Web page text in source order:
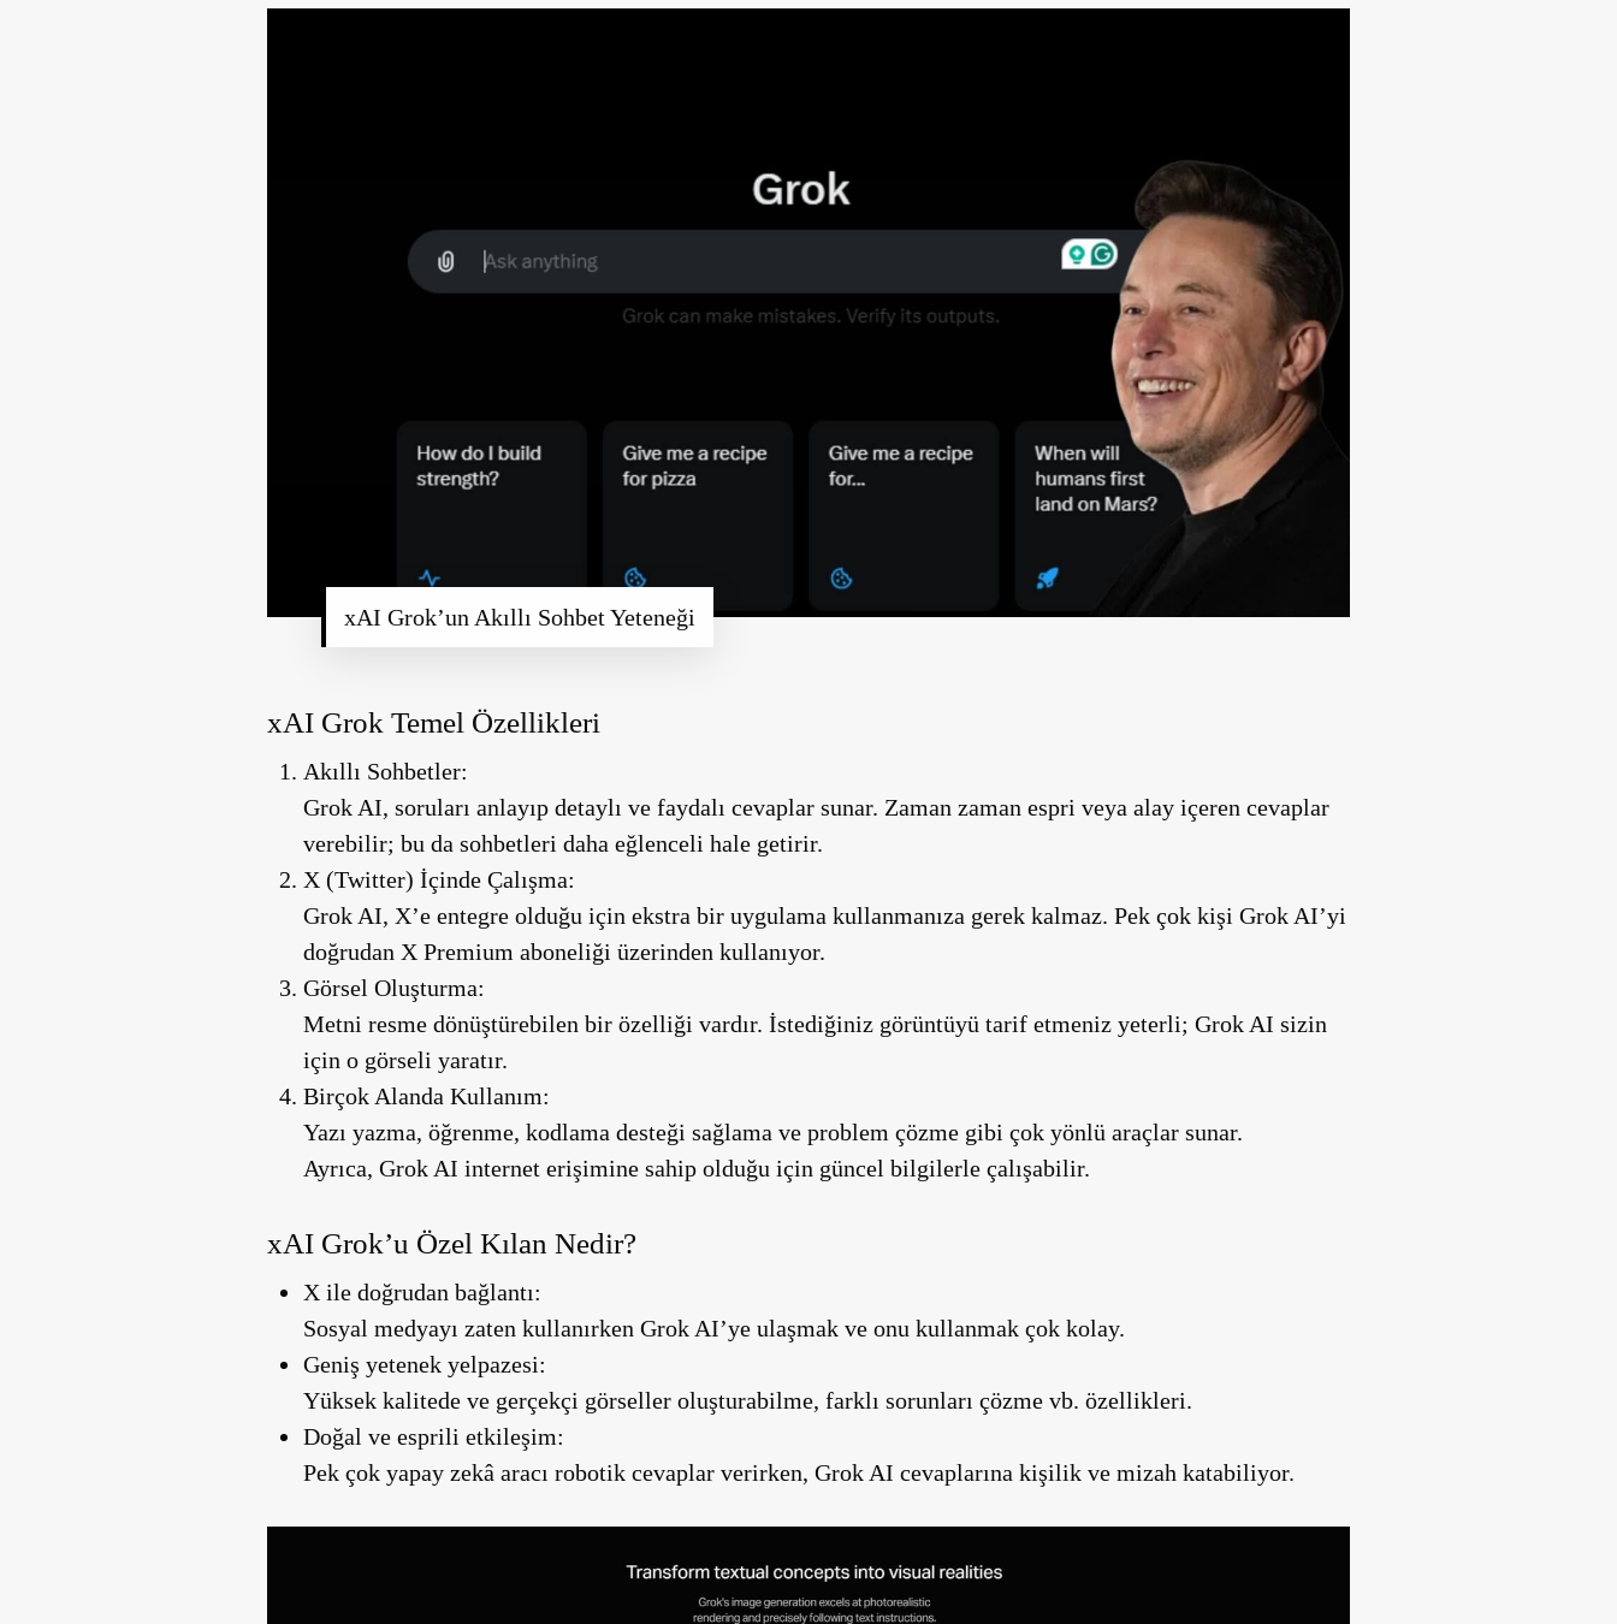
xAI Grok’un Akıllı Sohbet Yeteneği
xAI Grok Temel Özellikleri
Akıllı Sohbetler:
Grok AI, soruları anlayıp detaylı ve faydalı cevaplar sunar. Zaman zaman espri veya alay içeren cevaplar
verebilir; bu da sohbetleri daha eğlenceli hale getirir.
X (Twitter) İçinde Çalışma:
Grok AI, X’e entegre olduğu için ekstra bir uygulama kullanmanıza gerek kalmaz. Pek çok kişi Grok AI’yi
doğrudan X Premium aboneliği üzerinden kullanıyor.
Görsel Oluşturma:
Metni resme dönüştürebilen bir özelliği vardır. İstediğiniz görüntüyü tarif etmeniz yeterli; Grok AI sizin
için o görseli yaratır.
Birçok Alanda Kullanım:
Yazı yazma, öğrenme, kodlama desteği sağlama ve problem çözme gibi çok yönlü araçlar sunar.
Ayrıca, Grok AI internet erişimine sahip olduğu için güncel bilgilerle çalışabilir.
xAI Grok’u Özel Kılan Nedir?
X ile doğrudan bağlantı:
Sosyal medyayı zaten kullanırken Grok AI’ye ulaşmak ve onu kullanmak çok kolay.
Geniş yetenek yelpazesi:
Yüksek kalitede ve gerçekçi görseller oluşturabilme, farklı sorunları çözme vb. özellikleri.
Doğal ve esprili etkileşim:
Pek çok yapay zekâ aracı robotik cevaplar verirken, Grok AI cevaplarına kişilik ve mizah katabiliyor.